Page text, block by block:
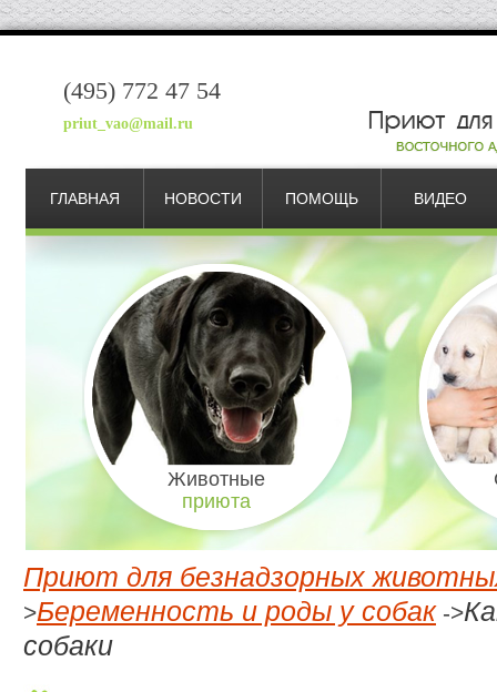
(495) 772 47 54
priut_vao@mail.ru
ГЛАВНАЯ НОВОСТИ ПОМОЩЬ ВИДЕО
Животные
приюта
Приют для безнадзорных
>Беременность и роды у собак->
собаки